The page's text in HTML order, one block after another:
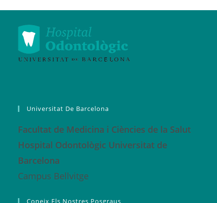
Universitat De Barcelona
Facultat de Medicina i Ciències de la Salut
Hospital Odontològic Universitat de
Barcelona
Campus Bellvitge
Coneix Els Nostres Posgraus